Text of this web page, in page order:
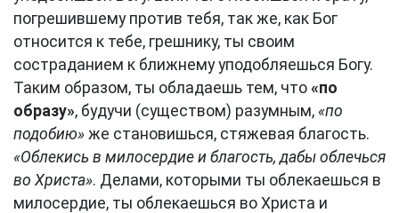
погрешившему против тебя, так же, как Бог
относится к тебе, грешнику, ты своим
состраданием к ближнему уподобляешься Богу.
Таким образом, ты обладаешь тем, что «по
образу», будучи (существом) разумным, «по
подобию» же становишься, стяжевая благость.
«Облекись в милосердие и благость, дабы облечься
во Христа». Делами, которыми ты облекаешься в
милосердие, ты облекаешься во Христа и